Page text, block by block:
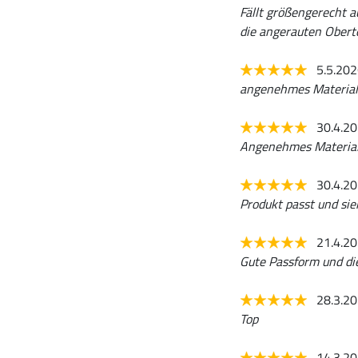
Fällt größengerecht
die angerauten
angenehmes
Angenehmes
Produkt passt und
Gute Passform und
Top